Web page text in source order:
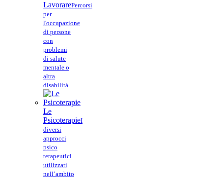
LavorarePercorsi
per
l'occupazione
di persone
con
problemi
di salute
mentale o
altra
disabilità
Le
PsicoterapieI
diversi
approcci
psico
terapeutici
utilizzati
nell’ambito